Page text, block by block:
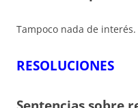
Tampoco nada de interés.
RESOLUCIONES